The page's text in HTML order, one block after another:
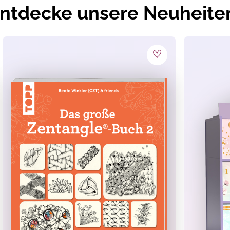
unsere